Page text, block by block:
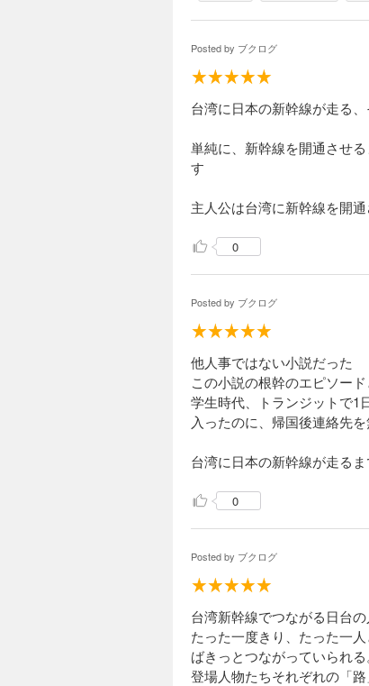
Posted by ブクログ
台湾に日本の新幹線が走る
単純に、新幹線を開通させ
す
主人公は台湾に新幹線を開
0
Posted by ブクログ
他人事ではない小説だった
この小説の根幹のエピソー
学生時代、トランジットで1
入ったのに、帰国後連絡先
台湾に日本の新幹線が走る
0
Posted by ブクログ
台湾新幹線でつながる日台の
たった一度きり、たった一
ばきっとつながっていられる
登場人物たちそれぞれの「